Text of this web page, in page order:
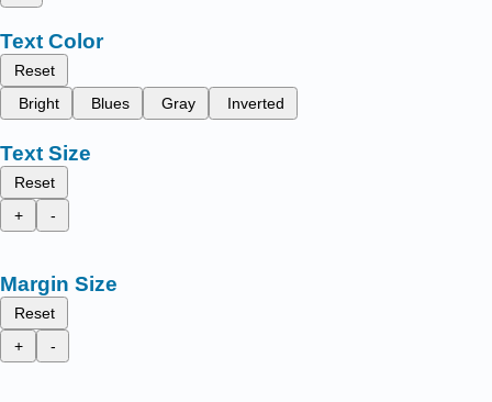
Text Color
Reset
Bright
Blues Gray Inverted
Text Size
Reset
+
-
Margin Size
Reset
+
-